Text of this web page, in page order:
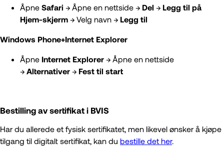
Åpne Safari → Åpne en nettside → Del → Legg til på
Hjem-skjerm → Velg navn → Legg til
Windows Phone+Internet Explorer
Åpne Internet Explorer → Åpne en nettside
→ Alternativer → Fest til start
Bestilling av sertifikat i BVIS
Har du allerede et fysisk sertifikatet, men likevel ønsker å kjøpe
tilgang til digitalt sertifikat, kan du bestille det her.